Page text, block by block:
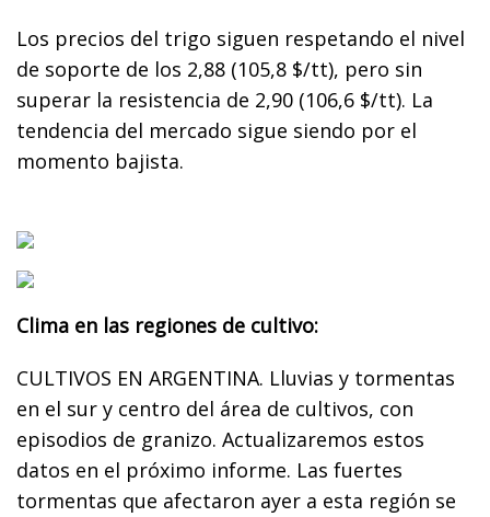
Los precios del trigo siguen respetando el nivel
de soporte de los 2,88 (105,8 $/tt), pero sin
superar la resistencia de 2,90 (106,6 $/tt). La
tendencia del mercado sigue siendo por el
momento bajista.
Clima en las regiones de cultivo:
CULTIVOS EN ARGENTINA. Lluvias y tormentas
en el sur y centro del área de cultivos, con
episodios de granizo. Actualizaremos estos
datos en el próximo informe. Las fuertes
tormentas que afectaron ayer a esta región se